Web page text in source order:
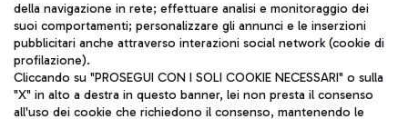
ITA
della navigazione in rete; effettuare analisi e monitoraggio dei
suoi comportamenti; personalizzare gli annunci e le inserzioni
pubblicitari anche attraverso interazioni social network (cookie di
profilazione).
Cliccando su "PROSEGUI CON I SOLI COOKIE NECESSARI" o sulla
"X" in alto a destra in questo banner, lei non presta il consenso
all'uso dei cookie che richiedono il consenso, mantenendo le